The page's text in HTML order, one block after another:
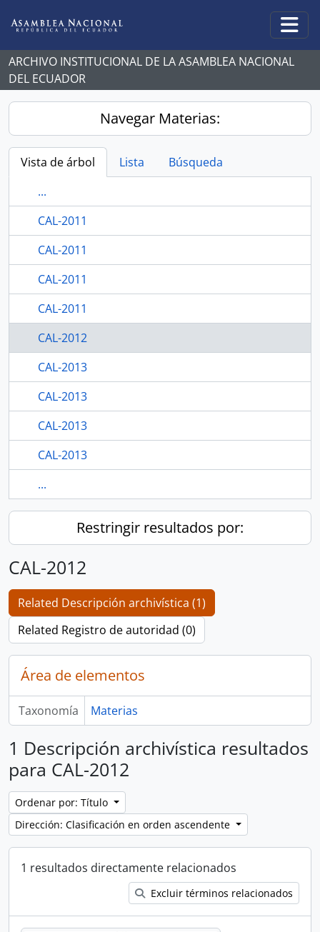
ARCHIVO INSTITUCIONAL DE LA ASAMBLEA NACIONAL
DEL ECUADOR
Navegar Materias:
Vista de árbol Lista
Búsqueda
...
CAL-2011
CAL-2011
CAL-2011
CAL-2011
CAL-2012
CAL-2013
CAL-2013
CAL-2013
CAL-2013
...
Restringir resultados por:
CAL-2012
Related Descripción archivística (1)
Related Registro de autoridad (0)
Área de elementos
Taxonomía Materias
1 Descripción archivística resultados
para CAL-2012
Ordenar por: Título
Dirección: Clasificación en orden ascendente
1 resultados directamente relacionados
Excluir términos relacionados